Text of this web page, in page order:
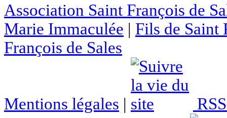
Association Saint François de
Marie Immaculée | Fils de Saint
François de Sales
Mentions légales |